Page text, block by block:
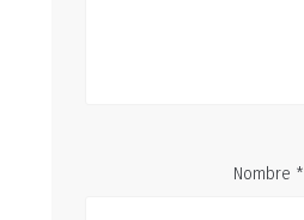
Nombre *